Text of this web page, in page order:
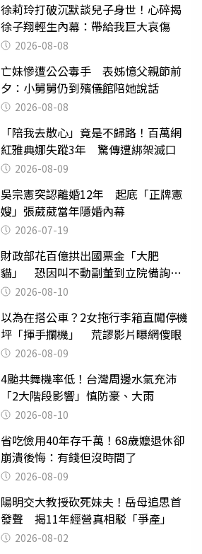
徐莉玲打破沉默談兒子身世！心碎揭
徐子翔輕生內幕：帶給我巨大哀傷
2026-08-08
亡妹慘遭公公毒手 表姊憶父親節前
夕：小舅舅仍到殯儀館陪她說話
2026-08-08
「陪我去散心」竟是不歸路！百萬網
紅雅典娜失蹤3年 驚傳遭綁架滅口
2026-08-09
吳宗憲突認離婚12年 起底「正牌憲
嫂」張葳葳當年隱婚內幕
2026-07-19
財政部花百億拱出國票金「大肥
貓」 恐因叫不動副董到立院備詢惹
議 2026-08-10
以為在搭公車？2女拖行李箱直闖停機
坪「揮手攔機」 荒謬影片曝網傻眼
2026-08-09
4颱共舞機率低！台灣周邊水氣充沛
「2大階段影響」慎防豪、大雨
2026-08-10
省吃儉用40年存千萬！68歲嬤退休卻
崩潰後悔：有錢但沒時間了
2026-08-09
陽明交大教授砍死妹夫！岳母追思首
發聲 揭11年經營真相駁「爭產」
2026-08-02